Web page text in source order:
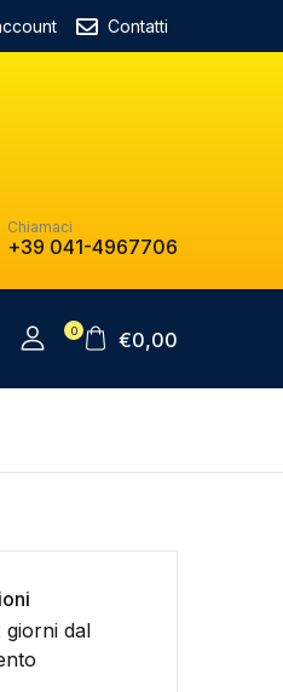
Contatti
Chiamaci
+39 041-4967706
0 €0,00
giorni dal